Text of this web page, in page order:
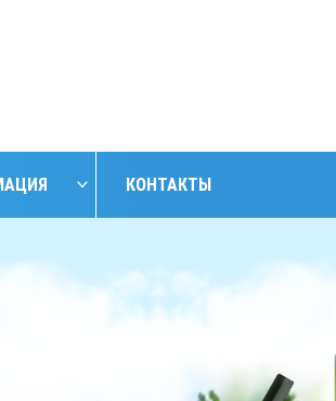
ОБУСТРОЙСТВО
КОНТАКТЫ